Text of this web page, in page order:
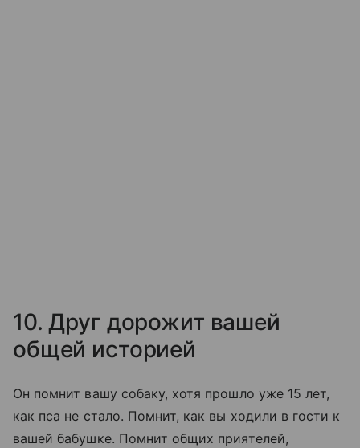
10. Друг дорожит вашей
общей историей
Он помнит вашу собаку, хотя прошло уже 15 лет,
как пса не стало. Помнит, как вы ходили в гости к
вашей бабушке. Помнит общих приятелей,